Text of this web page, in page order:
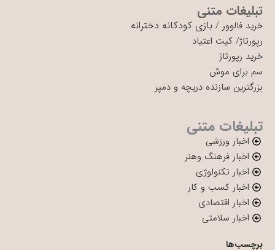
تبلیغات متنی
خرید فالوور / بازی کودکانه دخترانه
رپورتاژ/ کیت اعتیاد
خرید رپورتاژ
سم برای موش
بزرگترین سازنده دریچه و دمپر
تبلیغات متنی
اخبار ورزشی
اخبار فرهنگ وهنر
اخبار تکنولوژی
اخبار کسب و کار
اخبار اقتصادی
اخبار سلامتی
برچسب‌ها